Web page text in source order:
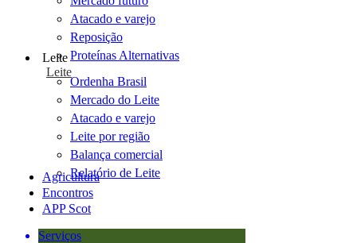
Atacado e varejo
Reposição
Proteínas Alternativas
Leite
Leite
Ordenha Brasil
Mercado do Leite
Atacado e varejo
Leite por região
Balança comercial
Relatório de Leite
Agricultura
Encontros
APP Scot
Serviços